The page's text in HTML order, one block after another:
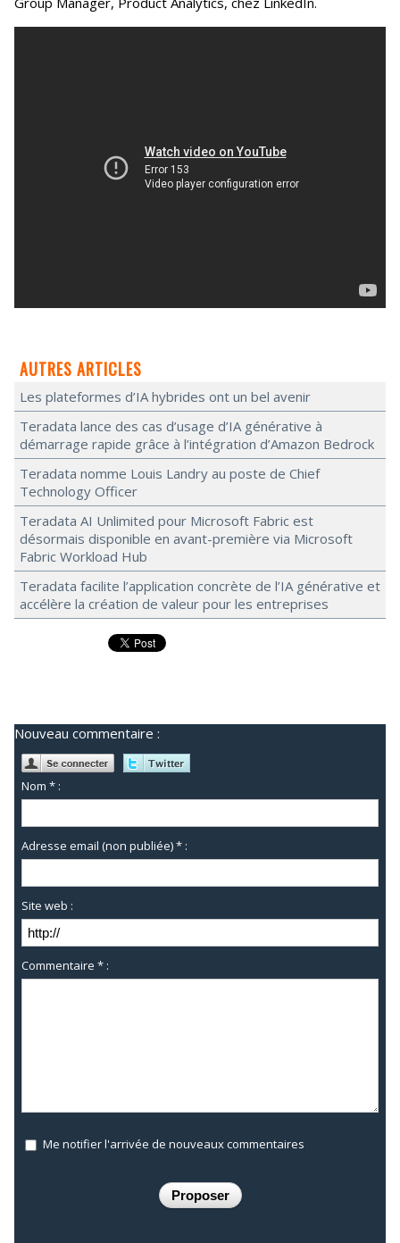
AUTRES ARTICLES
Les plateformes d’IA hybrides ont un bel avenir
Teradata lance des cas d’usage d’IA générative à
démarrage rapide grâce à l’intégration d’Amazon Bedrock
Teradata nomme Louis Landry au poste de Chief
Technology Officer
Teradata AI Unlimited pour Microsoft Fabric est
désormais disponible en avant-première via Microsoft
Fabric Workload Hub
Teradata facilite l’application concrète de l’IA générative et
accélère la création de valeur pour les entreprises
Nouveau commentaire :
Nom * :
Adresse email (non publiée) * :
Site web :
Commentaire * :
Me notifier l'arrivée de nouveaux commentaires